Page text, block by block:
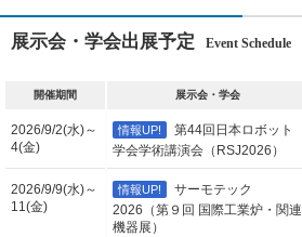
展示会・学会出展予定 Event Schedule
開催期間 展示会・学会
2026/9/2(水)～
4(金)
情報UP!
第44回⽇本ロボット
学会学術講演会（RSJ2026）
2026/9/9(水)～
11(金)
情報UP!
サーモテック
2026（第９回 国際工業炉・関連
機器展）